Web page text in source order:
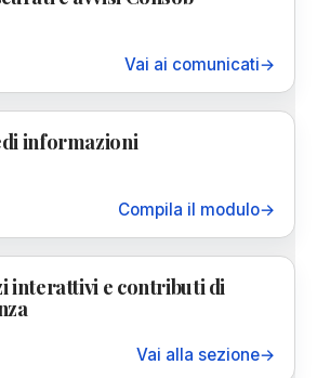
Vai ai comunicati→
informazioni
Compila il modulo→
interattivi e contributi di
Vai alla sezione→